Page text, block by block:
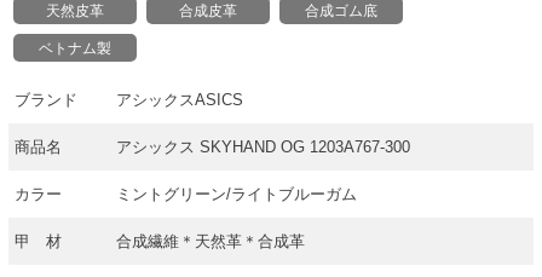
天然皮革 合成皮革 合成ゴム底
ベトナム製
ブランド アシックスASICS
商品名 アシックス SKYHAND OG 1203A767-300
カラー ミントグリーン/ライトブルーガム
甲 材 合成繊維＊天然革＊合成革